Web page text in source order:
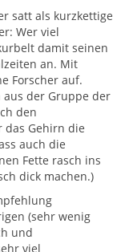
satt als kurzkettige
Wer viel
damit seinen
an. Mit
Forscher auf.
aus der Gruppe der
den
das Gehirn die
auch die
Fette rasch ins
dick machen.)
(sehr wenig
und
viel